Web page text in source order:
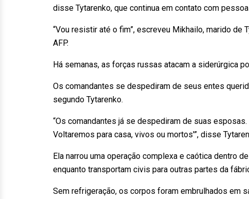
disse Tytarenko, que continua em contato com
“Vou resistir até o fim”, escreveu Mikhailo, marido de
AFP.
Há semanas, as forças russas atacam a siderúrgica
Os comandantes se despediram de seus entes
segundo Tytarenko.
“Os comandantes já se despediram de suas
Voltaremos para casa, vivos ou mortos'”, disse
Ela narrou uma operação complexa e caótica dentro
enquanto transportam civis para outras partes da
Sem refrigeração, os corpos foram embrulhados em